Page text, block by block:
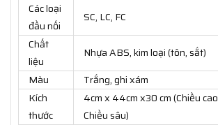
Các loại
đầu nối
SC, LC, FC
Chất
liệu
Nhựa ABS, kim loại (tôn, sắt)
Màu
Trắng, ghi xám
Kích
thước
4cm x 44cm x30 cm (Chiều
Chiều sâu)